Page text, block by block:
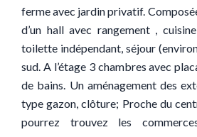
ferme avec jardin privatif.
d’un hall avec rangement ,
toilette indépendant, séjour
sud. A l’étage 3 chambres avec
de bains. Un aménagement des
type gazon, clôture; Proche du
pourrez trouvez les